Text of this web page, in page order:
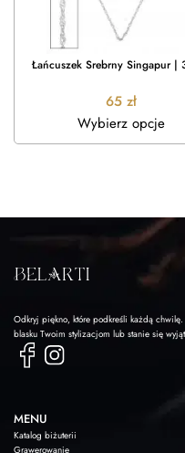
Łańcuszek Srebrny Singapur |
65 zł
Wybierz opcje
Odkryj piękno, które podkreśli każdą
blasku Twoim stylizacjom lub stanie się
MENU
Katalog biżuterii
Grawerowanie